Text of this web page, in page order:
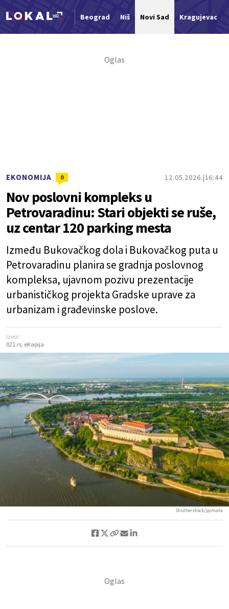
Beograd Niš Novi Sad Kragujevac
EKONOMIJA 0 12.05.2026. 16:44
Nov poslovni kompleks u
Petrovaradinu: Stari objekti se ruše,
uz centar 120 parking mesta
Između Bukovačkog dola i Bukovačkog puta u
Petrovaradinu planira se gradnja poslovnog
kompleksa, ujavnom pozivu prezentacije
urbanističkog projekta Gradske uprave za
urbanizam i građevinske poslove.
Izvor:
021.rs, eKapija
Shutterstock/pymata